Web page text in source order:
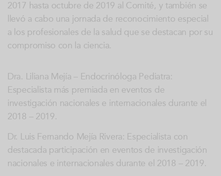
2017 hasta octubre de 2019 al Comité, y también se
llevó a cabo una jornada de reconocimiento especial
a los profesionales de la salud que se destacan por su
compromiso con la ciencia.
Dra. Liliana Mejía – Endocrinóloga Pediatra:
Especialista más premiada en eventos de
investigación nacionales e internacionales durante el
2018 – 2019.
Dr. Luis Fernando Mejía Rivera: Especialista con
destacada participación en eventos de investigación
nacionales e internacionales durante el 2018 – 2019.